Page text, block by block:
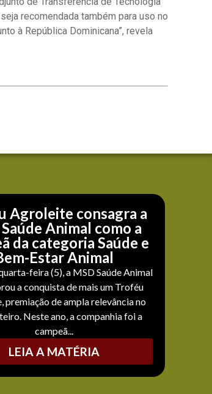
recomendada também para uso no
à República Dominicana”, revela
Agroleite consagra a
Animal como a
da categoria Saúde e
Estar Animal
feira (5), a MSD Saúde Animal
a conquista de mais um Troféu
premiação de ampla relevância no
Neste ano, a companhia foi a
campeã...
LEIA A MATÉRIA